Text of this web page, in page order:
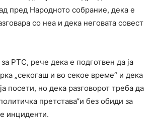
пред Народното собрание, дека е
со неа и дека неговата совест
за РТС, рече дека е подготвен да ја
„секогаш и во секое време“ и дека
посети, но дека разговорот треба да
претстава“и без обиди за
инциденти.